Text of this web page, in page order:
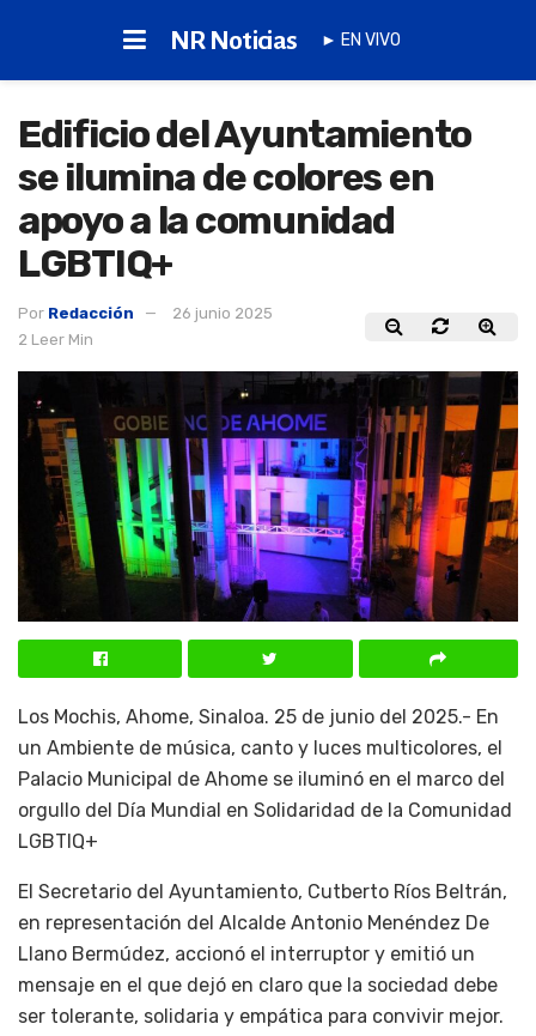
NR Noticias ► EN VIVO
Edificio del Ayuntamiento
se ilumina de colores en
apoyo a la comunidad
LGBTIQ+
Por Redacción
26 junio 2025
2 Leer Min
Los Mochis, Ahome, Sinaloa. 25 de junio del 2025.- En
un Ambiente de música, canto y luces multicolores, el
Palacio Municipal de Ahome se iluminó en el marco del
orgullo del Día Mundial en Solidaridad de la Comunidad
LGBTIQ+
El Secretario del Ayuntamiento, Cutberto Ríos Beltrán,
en representación del Alcalde Antonio Menéndez De
Llano Bermúdez, accionó el interruptor y emitió un
mensaje en el que dejó en claro que la sociedad debe
ser tolerante, solidaria y empática para convivir mejor.